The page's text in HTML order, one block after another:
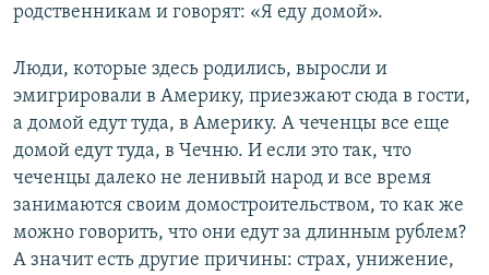
родственникам и говорят: «Я еду домой».
Люди, которые здесь родились, выросли и
эмигрировали в Америку, приезжают сюда в гости,
а домой едут туда, в Америку. А чеченцы все еще
домой едут туда, в Чечню. И если это так, что
чеченцы далеко не ленивый народ и все время
занимаются своим домостроительством, то как же
можно говорить, что они едут за длинным рублем?
А значит есть другие причины: страх, унижение,